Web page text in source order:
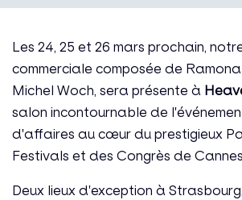
Les 24, 25 et 26 mars prochain,
commerciale composée de
Michel Woch, sera présente à
salon incontournable de
d'affaires au cœur du prestigieux
Festivals et des Congrès de
Deux lieux d'exception à